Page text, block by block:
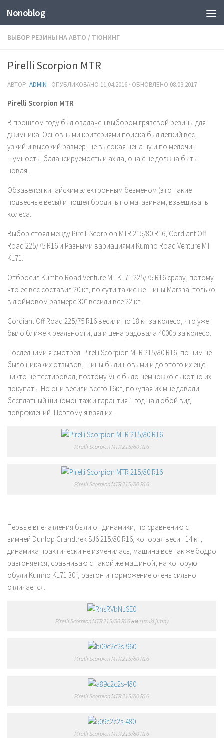
Nonoblog
ВЫБОР РЕЗИНЫ НА АВТО / ТЮНИНГ
Pirelli Scorpion MTR
АВТОР: ADMIN · ОПУБЛИКОВАНО 11.04.2016 · ОБНОВЛЕНО 08.03.2017
Pirelli Scorpion MTR
В прошлом году был озадачен выбором грязевой резины для
джимника. Основными критериями поиска был легкий вес,
узкий и высокий размер, не высокая цена ну и по мелочи:
шумность, балансируемость и ах да, она еще должна быть
новая.
Обзавелся китайским электронным безменом (это такие
подвесные весы) и пошел бродить по магазинам, взвешивать
колеса.
Выбор стоял между Pirelli Scorpion MTR 215/80 R16, Cordiant Off
Road 225/75 R16 и Разными вариациями Kumho Road Venture MT
KL71.
Отбросил Kumho Road Venture MT KL71 225/75 R16 сразу, потому
что её вес составил 20 кг, по сути такие же шины Marshal только
в дюймовом размере 30″ весили все 22 кг.
Cordiant Off Road 225/75 R16 весили по 18 кг за колесо, что уже
было ближе к реальности, да и цена радовала 4000р за колесо.
Последними я смотрел Pirelli Scorpion MTR 215/80 R16, по ним не
было никаких отзывов, шины были новыми и до этого их еще
никто не тестировал, поэтому мне было немножко сыкотно их
покупать. Но они весили всего 16кг, покупая их мне давали
бесплатный шиномонтаж и гарантия 1 год на любой вид
повреждений. Поэтому я взял их.
Pirelli Scorpion MTR 215/80 R16
Pirelli Scorpion MTR 215/80 R16
Первые впечатления были от динамики, по сравнению с
зимней Dunlop Grandtrek SJ6 215/80 R16, которая весит 14 кг,
динамика практически не изменилась, машина все так же бодро
разгоняется, сравниваю с такой же машиной, на которую
обули Kumho KL71 30″, разгон и торможение очень сильно
отличается.
Pirelli Scorpion MTR 215/80 R16 на suzuki jimny
Pirelli Scorpion MTR 215/80 R16
Pirelli Scorpion MTR 215/80 R16
Pirelli Scorpion MTR 215/80 R16